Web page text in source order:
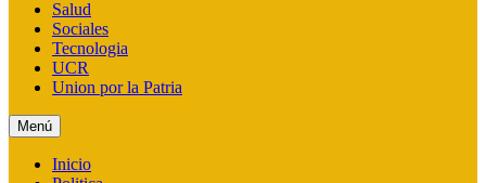
Salud
Sociales
Tecnologia
UCR
Union por la Patria
Menú
Inicio